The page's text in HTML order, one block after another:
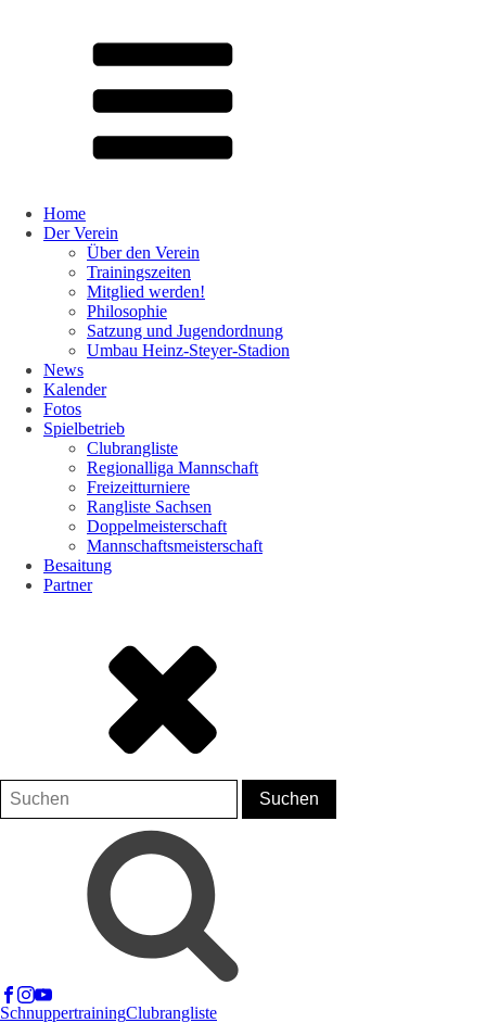
Home
Der Verein
Über den Verein
Trainingszeiten
Mitglied werden!
Philosophie
Satzung und Jugendordnung
Umbau Heinz-Steyer-Stadion
News
Kalender
Fotos
Spielbetrieb
Clubrangliste
Regionalliga Mannschaft
Freizeitturniere
Rangliste Sachsen
Doppelmeisterschaft
Mannschaftsmeisterschaft
Besaitung
Partner
SchnuppertrainingClubrangliste